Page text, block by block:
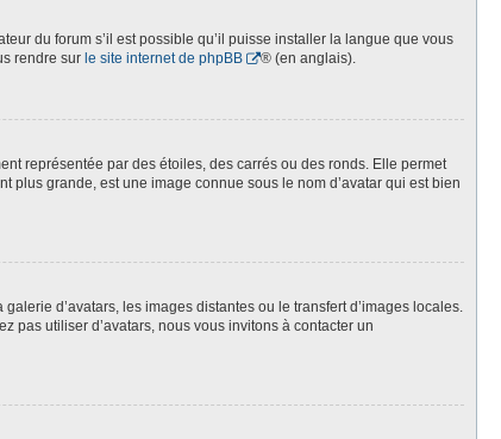
du forum s’il est possible qu’il puisse installer la langue que vous
rendre sur le site internet de phpBB ® (en anglais).
représentée par des étoiles, des carrés ou des ronds. Elle permet
plus grande, est une image connue sous le nom d’avatar qui est bien
d’avatars, les images distantes ou le transfert d’images locales.
pas utiliser d’avatars, nous vous invitons à contacter un